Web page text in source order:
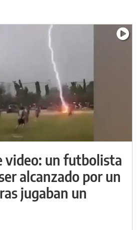
video: un futbolista
alcanzado por un
jugaban un